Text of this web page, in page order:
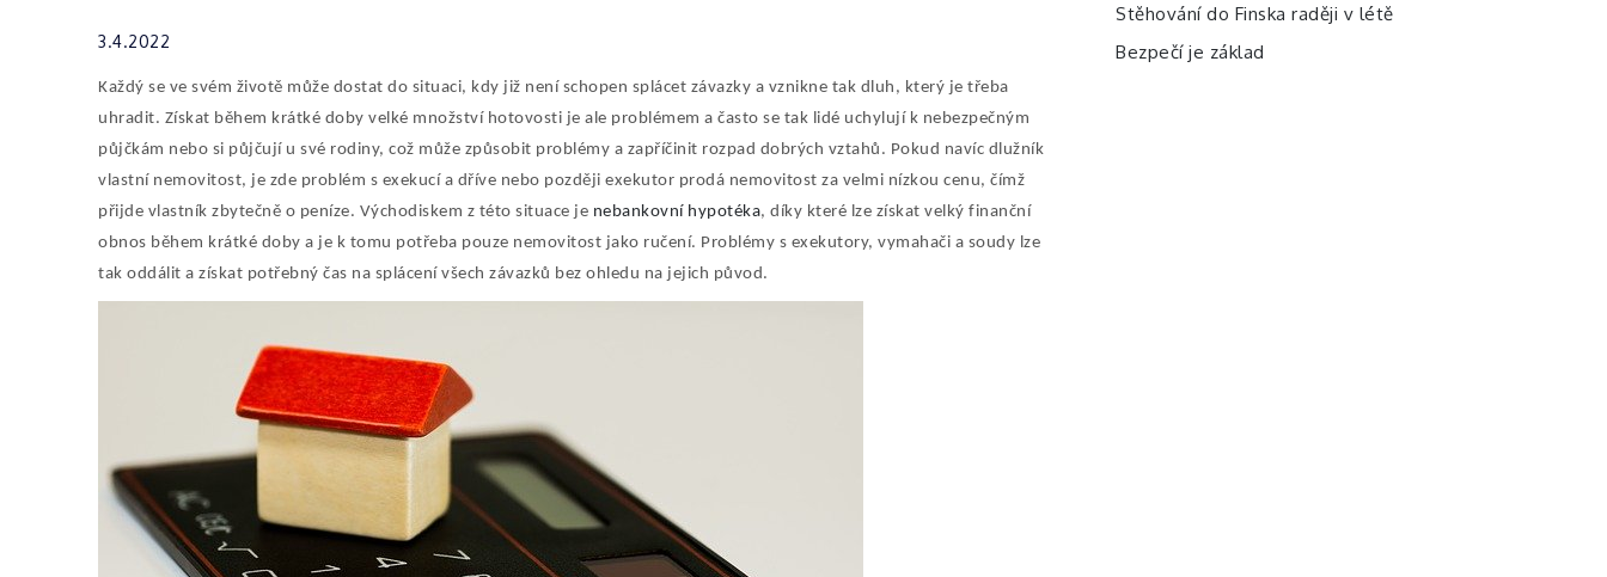
3.4.2022
Každý se ve svém životě může dostat do situaci, kdy již není schopen splácet závazky a vznikne tak dluh, který je třeba
uhradit. Získat během krátké doby velké množství hotovosti je ale problémem a často se tak lidé uchylují k nebezpečným
půjčkám nebo si půjčují u své rodiny, což může způsobit problémy a zapříčinit rozpad dobrých vztahů. Pokud navíc dlužník
vlastní nemovitost, je zde problém s exekucí a dříve nebo později exekutor prodá nemovitost za velmi nízkou cenu, čímž
přijde vlastník zbytečně o peníze. Východiskem z této situace je nebankovní hypotéka, díky které lze získat velký finanční
obnos během krátké doby a je k tomu potřeba pouze nemovitost jako ručení. Problémy s exekutory, vymahači a soudy lze
tak oddálit a získat potřebný čas na splácení všech závazků bez ohledu na jejich původ.
Stěhování do Finska raději v létě
Bezpečí je základ